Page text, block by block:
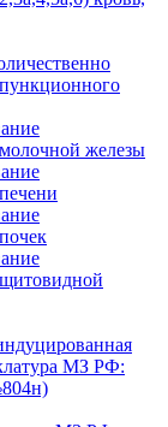
железы
МЗ РФ: